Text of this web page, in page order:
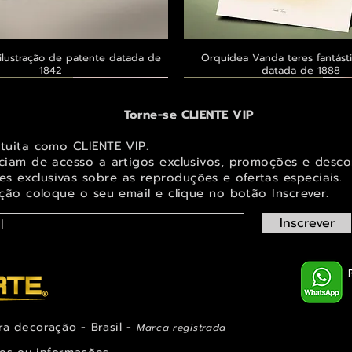
Visualização rápidade patente datada de
1842
Visualização rápida
Orquídea Vanda teres
datada de 1888
Visualização rápida
Masdevallia shuttleworthii e
Orquídea Laelia autumnalis, rara
Visualização rápida
imagem de Fada Bebê para
Belíssima imagem de Fada das
Visualização rápida
de Fada e elfo para decorar
Belíssima imagem de Fada das
Torne-se CLIENTE VIP
como CLIENTE VIP.
de acesso a artigos exclusivos, promoções e
exclusivas sobre as reproduções e ofertas especiais.
coloque o seu email e clique no botão Inscrever.
Inscrever
decoração - Brasil - Marca registrada